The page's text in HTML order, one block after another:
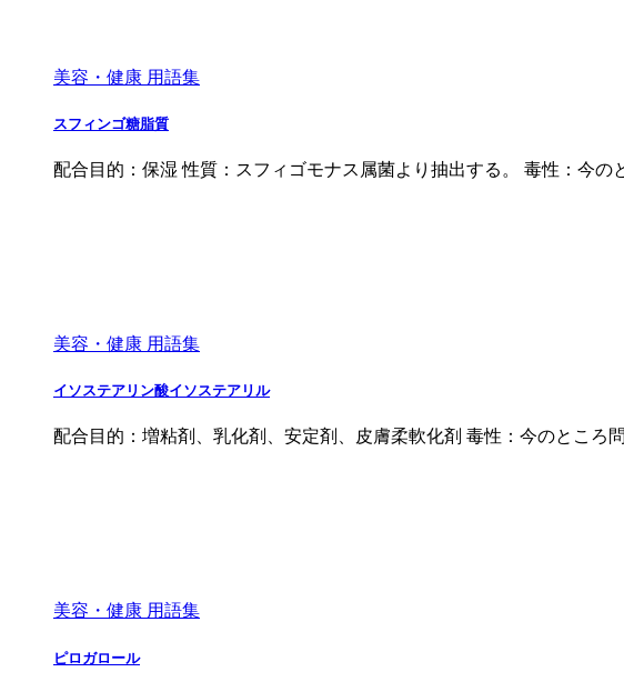
美容・健康 用語集
スフィンゴ糖脂質
配合目的：保湿 性質：スフィゴモナス属菌より抽出する。 毒性：今の
美容・健康 用語集
イソステアリン酸イソステアリル
配合目的：増粘剤、乳化剤、安定剤、皮膚柔軟化剤 毒性：今のところ問
美容・健康 用語集
ピロガロール